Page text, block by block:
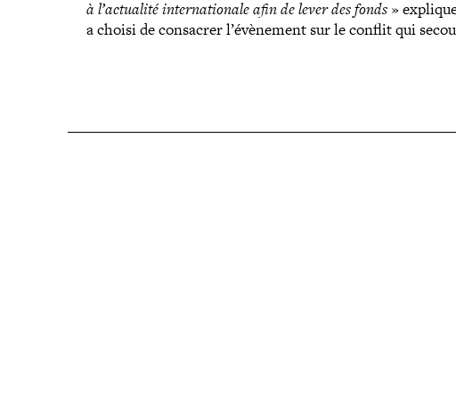
à l’actualité inter­na­tio­nale afin de lever des fonds »
a choisi de consacrer l’évènement sur le conflit qui